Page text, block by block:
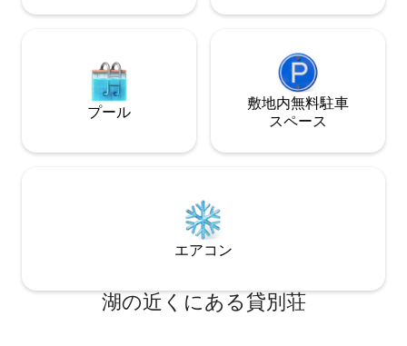
プール
敷地内無料駐⁠車
ス⁠ペ⁠ー⁠ス
エアコン
湖の近くにある貸別荘